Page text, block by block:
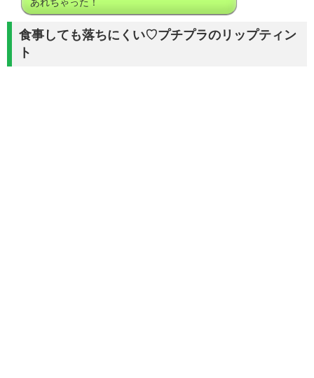
あれちゃった！
食事しても落ちにくい♡プチプラのリップティン
ト